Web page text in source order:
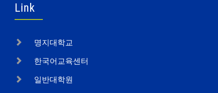
Link
명지대학교
한국어교육센터
일반대학원